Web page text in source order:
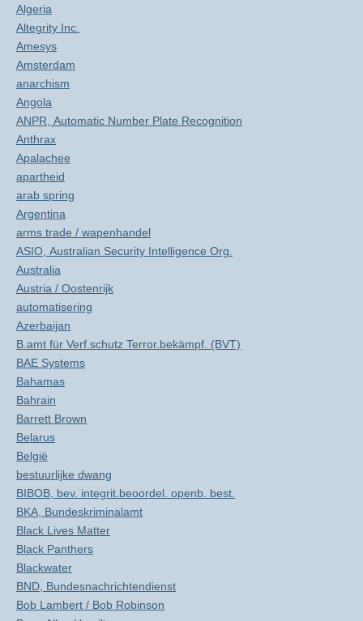
Algeria
Altegrity Inc.
Amesys
Amsterdam
anarchism
Angola
ANPR, Automatic Number Plate Recognition
Anthrax
Apalachee
apartheid
arab spring
Argentina
arms trade / wapenhandel
ASIO, Australian Security Intelligence Org.
Australia
Austria / Oostenrijk
automatisering
Azerbaijan
B.amt für Verf.schutz Terror.bekämpf. (BVT)
BAE Systems
Bahamas
Bahrain
Barrett Brown
Belarus
België
bestuurlijke dwang
BIBOB, bev. integrit.beoordel. openb. best.
BKA, Bundeskriminalamt
Black Lives Matter
Black Panthers
Blackwater
BND, Bundesnachrichtendienst
Bob Lambert / Bob Robinson